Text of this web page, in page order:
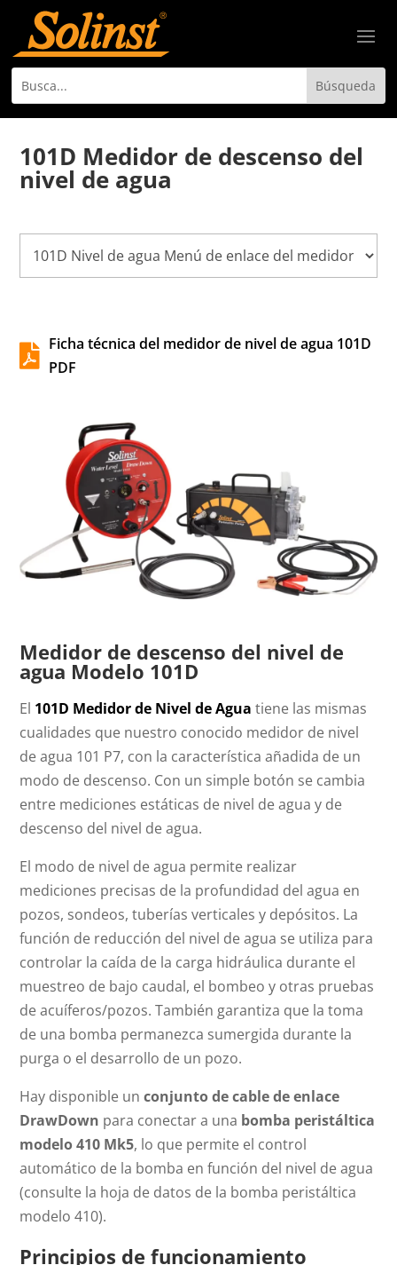
101D Medidor de descenso del
nivel de agua
 Ficha técnica del medidor de nivel de agua 101D
PDF
Medidor de descenso del nivel de
agua Modelo 101D
El 101D Medidor de Nivel de Agua tiene las mismas
cualidades que nuestro conocido medidor de nivel
de agua 101 P7, con la característica añadida de un
modo de descenso. Con un simple botón se cambia
entre mediciones estáticas de nivel de agua y de
descenso del nivel de agua.
El modo de nivel de agua permite realizar
mediciones precisas de la profundidad del agua en
pozos, sondeos, tuberías verticales y depósitos. La
función de reducción del nivel de agua se utiliza para
controlar la caída de la carga hidráulica durante el
muestreo de bajo caudal, el bombeo y otras pruebas
de acuíferos/pozos. También garantiza que la toma
de una bomba permanezca sumergida durante la
purga o el desarrollo de un pozo.
Hay disponible unconjunto de cable de enlace
DrawDown para conectar a una bomba peristáltica
modelo 410 Mk5, lo que permite el control
automático de la bomba en función del nivel de agua
(consulte la hoja de datos de la bomba peristáltica
modelo 410).
Principios de funcionamiento